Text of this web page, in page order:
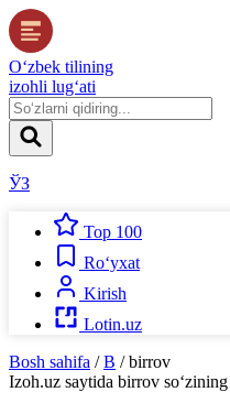
O‘zbek tilining
izohli lug‘ati
ЎЗ
Top 100
Ro‘yxat
Kirish
Lotin.uz
Bosh sahifa / B / birrov
Izoh.uz saytida birrov